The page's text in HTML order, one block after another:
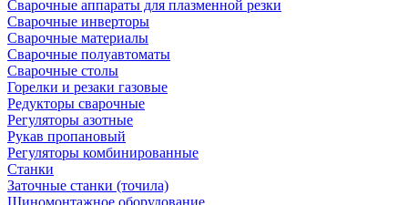
Сварочные аппараты для плазменной резки
Сварочные инверторы
Сварочные материалы
Сварочные полуавтоматы
Сварочные столы
Горелки и резаки газовые
Редукторы сварочные
Регуляторы азотные
Рукав пропановый
Регуляторы комбинированные
Станки
Заточные станки (точила)
Шиномонтажное оборудование